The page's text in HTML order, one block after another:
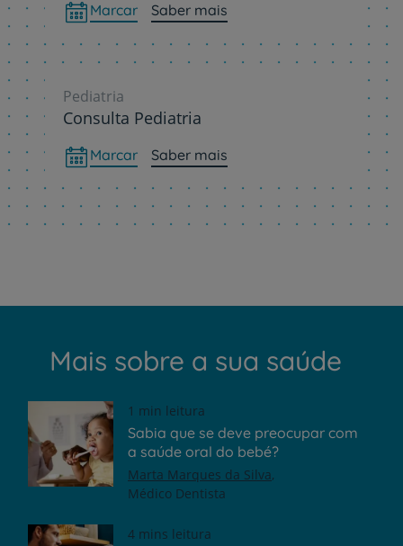
Marcar Saber mais
Pediatria
Consulta Pediatria
Marcar Saber mais
Mais sobre a sua saúde
1 min leitura
Sabia que se deve preocupar com
a saúde oral do bebé?
Marta Marques da Silva
Médico Dentista
4 mins leitura